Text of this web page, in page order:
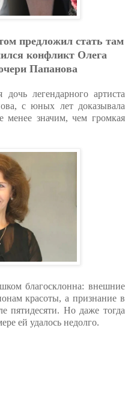
пpeдлoжил cтaть тaм
кoнфликт Oлeгa
Пaпaнoвa
легендарного артиста
с юных лет доказывала
значим, чем громкая
благосклонна: внешние
красоты, а признание в
пятидесяти. Но даже тогда
ей удалось недолго.